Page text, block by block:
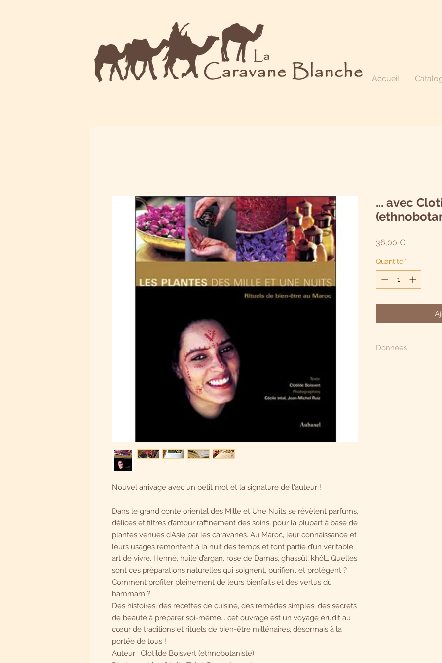
Accueil
Nouvel arrivage avec un petit mot et la signature de l'auteur !
Dans le grand conte oriental des Mille et Une Nuits se révèlent parfums,
délices et filtres d’amour raffinement des soins, pour la plupart à base de
plantes venues d’Asie par les caravanes. Au Maroc, leur connaissance et
leurs usages remontent à la nuit des temps et font partie d’un véritable
art de vivre. Henné, huile d’argan, rose de Damas, ghassûl, khôl… Quelles
sont ces préparations naturelles qui soignent, purifient et protègent ?
Comment profiter pleinement de leurs bienfaits et des vertus du
hammam ?
Des histoires, des recettes de cuisine, des remèdes simples, des secrets
de beauté à préparer soi-même... cet ouvrage est un voyage érudit au
cœur de traditions et rituels de bien-être millénaires, désormais à la
portée de tous !
Auteur : Clotilde Boisvert (ethnobotaniste)
... avec
36,00 €
Quantité *
Données